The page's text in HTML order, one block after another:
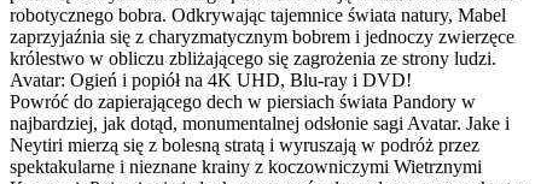
robotycznego bobra. Odkrywając tajemnice świata natury, Mabel
zaprzyjaźnia się z charyzmatycznym bobrem i jednoczy zwierzęce
królestwo w obliczu zbliżającego się zagrożenia ze strony ludzi.
Avatar: Ogień i popiół na 4K UHD, Blu-ray i DVD!
Powróć do zapierającego dech w piersiach świata Pandory w
najbardziej, jak dotąd, monumentalnej odsłonie sagi Avatar. Jake i
Neytiri mierzą się z bolesną stratą i wyruszają w podróż przez
spektakularne i nieznane krainy z koczowniczymi Wietrznymi